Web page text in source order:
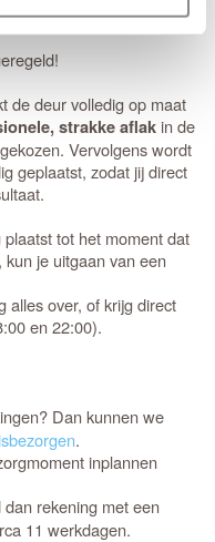
met deCanDo All-
de deur volledig op maat
strakke aflakin de
Vervolgens wordt
geplaatst, zodat jij direct
tot het moment dat
je uitgaan van een
alles over, of krijg direct
en 22:00).
Dan kunnen we
.
inplannen
rekening met een
11 werkdagen.